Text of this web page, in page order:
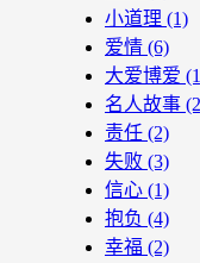
小道理 (1)
爱情 (6)
大爱博爱
名人故事
责任 (2)
失败 (3)
信心 (1)
抱负 (4)
幸福 (2)